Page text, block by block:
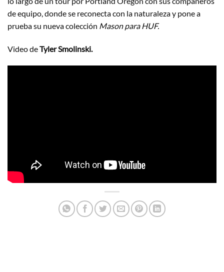
de equipo, donde se reconecta con la naturaleza y pone a
prueba su nueva colección Mason para HUF.
Video deTyler Smolinski.